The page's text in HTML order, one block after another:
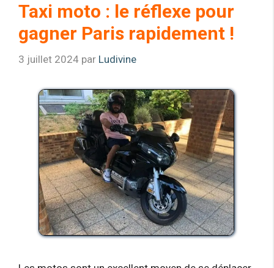
Taxi moto : le réflexe pour
gagner Paris rapidement !
3 juillet 2024 par Ludivine